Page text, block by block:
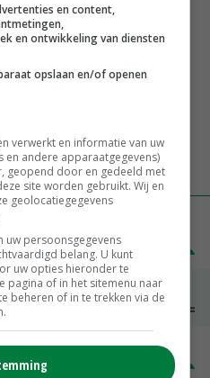
woensdag 20 april
€ 269,00
en content,
en ontwikkeling van diensten
opslaan en/of openen
verwerkt en informatie van uw
en andere apparaatgegevens)
geopend door en gedeeld met
site worden gebruikt. Wij en
geolocatiegegevens
uw persoonsgegevens
belang. U kunt
uw opties hieronder te
pagina of in het sitemenu naar
beheren of in te trekken via de